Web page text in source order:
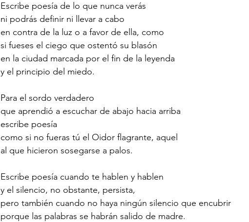
Escribe poesía de lo que nunca verás
ni podrás definir ni llevar a cabo
en contra de la luz o a favor de ella, como
si fueses el ciego que ostentó su blasón
en la ciudad marcada por el fin de la leyenda
y el principio del miedo.
Para el sordo verdadero
que aprendió a escuchar de abajo hacia arriba
escribe poesía
como si no fueras tú el Oidor flagrante, aquel
al que hicieron sosegarse a palos.
Escribe poesía cuando te hablen y hablen
y el silencio, no obstante, persista,
pero también cuando no haya ningún silencio que encubrir
porque las palabras se habrán salido de madre.